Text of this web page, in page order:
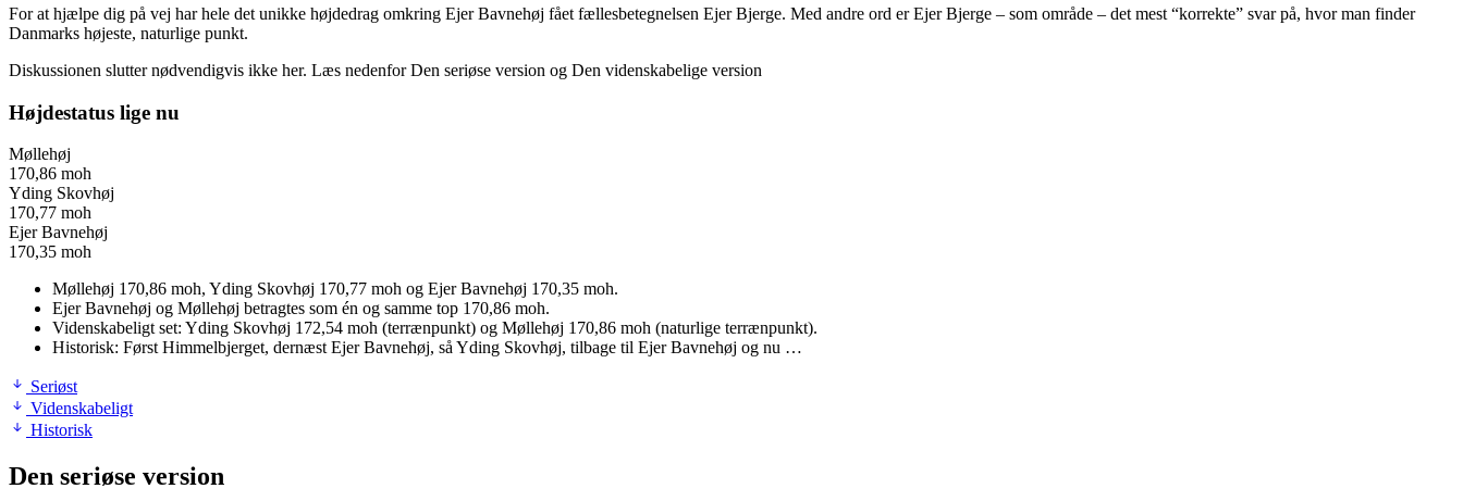
For at hjælpe dig på vej har hele det unikke højdedrag omkring Ejer Bavnehøj fået fællesbetegnelsen Ejer Bjerge. Med andre ord er Ejer Bjerge – som område – det mest “korrekte” svar på, hvor man finder
Danmarks højeste, naturlige punkt.
Diskussionen slutter nødvendigvis ikke her. Læs nedenfor Den seriøse version og Den videnskabelige version
Højdestatus lige nu
Møllehøj
170,86 moh
Yding Skovhøj
170,77 moh
Ejer Bavnehøj
170,35 moh
Møllehøj 170,86 moh, Yding Skovhøj 170,77 moh og Ejer Bavnehøj 170,35 moh.
Ejer Bavnehøj og Møllehøj betragtes som én og samme top 170,86 moh.
Videnskabeligt set: Yding Skovhøj 172,54 moh (terrænpunkt) og Møllehøj 170,86 moh (naturlige terrænpunkt).
Historisk: Først Himmelbjerget, dernæst Ejer Bavnehøj, så Yding Skovhøj, tilbage til Ejer Bavnehøj og nu …
Seriøst
Videnskabeligt
Historisk
Den seriøse version